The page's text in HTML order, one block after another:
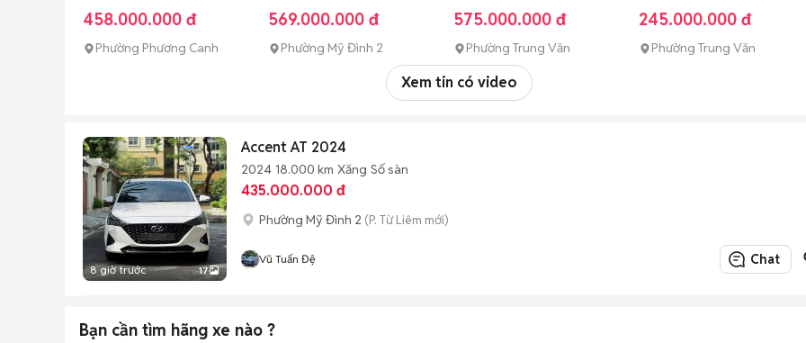
động
458.000.000 đ
Phường Phương Canh
động
569.000.000 đ
Phường Mỹ Đình 2
động
575.000.000 đ
Phường Trung Văn
245.000.000 đ
Phường Trung Văn
Xem tin có video
8 giờ trước 17
Accent AT 2024
2024 18.000 km Xăng Số sàn
435.000.000 đ
Phường Mỹ Đình 2 (P. Từ Liêm mới)
Vũ Tuấn Đệ Chat
Bạn cần tìm hãng xe nào ?